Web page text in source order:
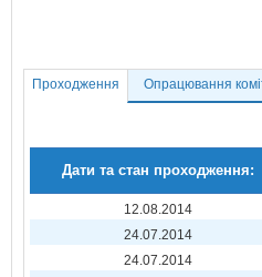
Проходження Опрацювання
Дати та стан проходження:
12.08.2014
24.07.2014
24.07.2014